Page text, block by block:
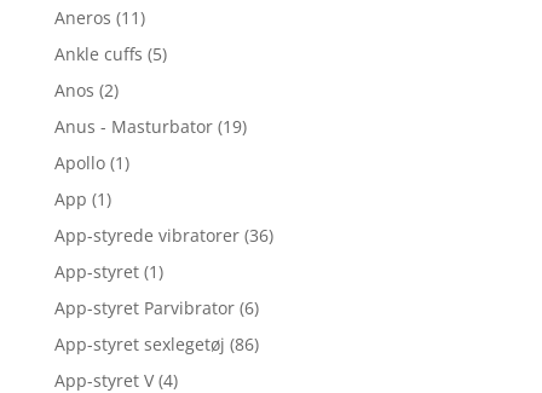
Aneros (11)
Ankle cuffs (5)
Anos (2)
Anus - Masturbator (19)
Apollo (1)
App (1)
App-styrede vibratorer (36)
App-styret (1)
App-styret Parvibrator (6)
App-styret sexlegetøj (86)
App-styret V (4)